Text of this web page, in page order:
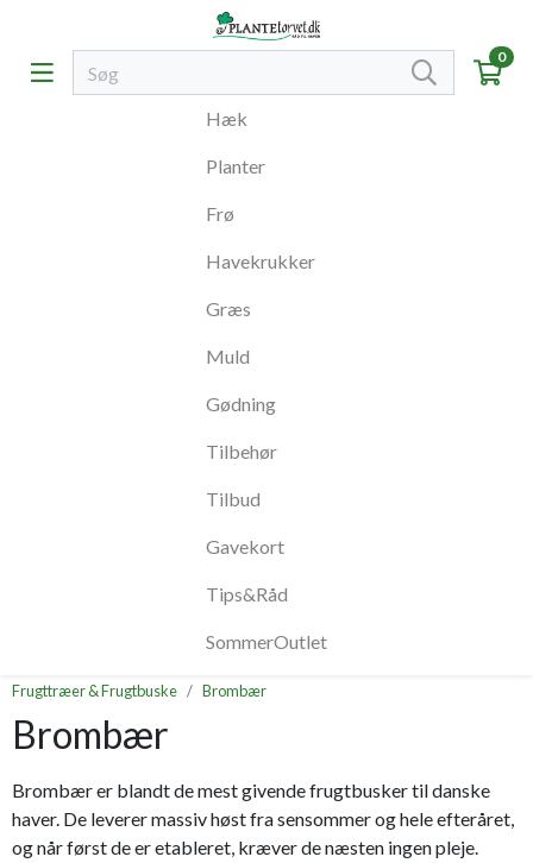
0
Hæk
Planter
Frø
Havekrukker
Græs
Muld
Gødning
Tilbehør
Tilbud
Gavekort
Tips&Råd
SommerOutlet
Frugttræer & Frugtbuske Brombær
Brombær
Brombær er blandt de mest givende frugtbusker til danske
haver. De leverer massiv høst fra sensommer og hele efteråret,
og når først de er etableret, kræver de næsten ingen pleje.